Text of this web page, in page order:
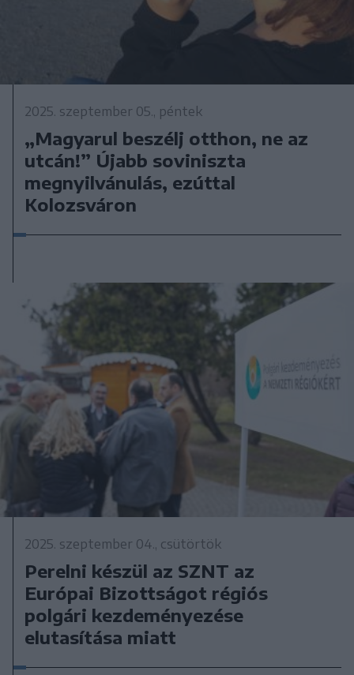
2025. szeptember 05., péntek
„Magyarul beszélj otthon, ne az
utcán!” Újabb soviniszta
megnyilvánulás, ezúttal
Kolozsváron
2025. szeptember 04., csütörtök
Perelni készül az SZNT az
Európai Bizottságot régiós
polgári kezdeményezése
elutasítása miatt